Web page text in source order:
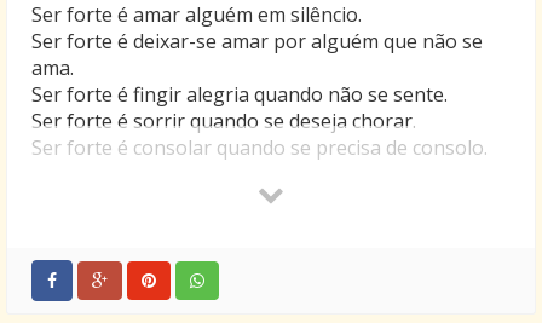
Ser forte é amar alguém em silêncio.
Ser forte é deixar-se amar por alguém que não se
ama.
Ser forte é fingir alegria quando não se sente.
Ser forte é sorrir quando se deseja chorar.
Ser forte é consolar quando se precisa de consolo.
Ser forte é esperar quando não se acredita no
retorno.